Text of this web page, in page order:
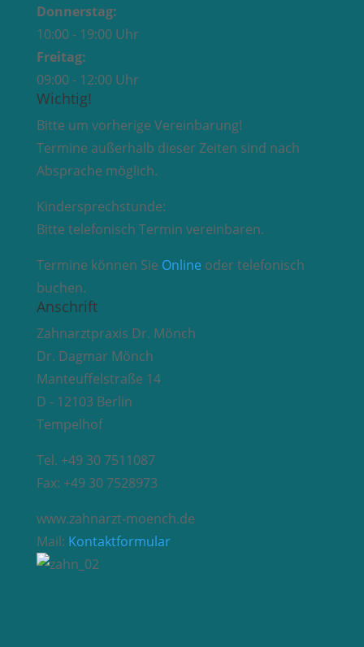
Donnerstag:
10:00 - 19:00 Uhr
Freitag:
09:00 - 12:00 Uhr
Wichtig!
Bitte um vorherige Vereinbarung!
Termine außerhalb dieser Zeiten sind nach
Absprache möglich.
Kindersprechstunde:
Bitte telefonisch Termin vereinbaren.
Termine können Sie Online oder telefonisch
buchen.
Anschrift
Zahnarztpraxis Dr. Mönch
Dr. Dagmar Mönch
Manteuffelstraße 14
D - 12103 Berlin
Tempelhof
Tel. +49 30 7511087
Fax: +49 30 7528973
www.zahnarzt-moench.de
Mail: Kontaktformular